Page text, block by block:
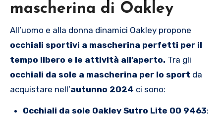
mascherina di Oakley
All’uomo e alla donna dinamici Oakley propone
occhiali sportivi a mascherina perfetti per il
tempo libero e le attività all’aperto. Tra gli
occhiali da sole a mascherina per lo sport da
acquistare nell’autunno 2024 ci sono:
Occhiali da sole Oakley Sutro Lite OO 9463: